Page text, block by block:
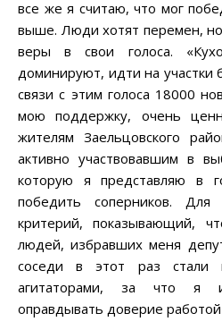
все же я считаю, что мог
выше. Люди хотят перемен, но
веры в свои голоса.
доминируют, идти на участки
связи с этим голоса 18000
мою поддержку, очень
жителям Заельцовского
активно участвовавшим в
которую я представляю в
победить соперников.
критерий, показывающий,
людей, избравших меня
соседи в этот раз стали
агитаторами, за что я
оправдывать доверие работой